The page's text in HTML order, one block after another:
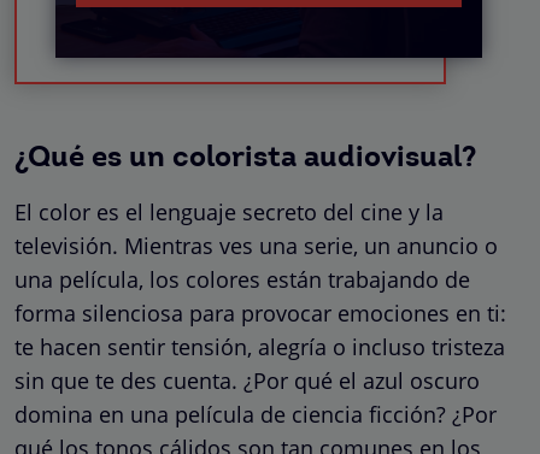
¿Qué es un colorista audiovisual?
El color es el lenguaje secreto del cine y la
televisión. Mientras ves una serie, un anuncio o
una película, los colores están trabajando de
forma silenciosa para provocar emociones en ti:
te hacen sentir tensión, alegría o incluso tristeza
sin que te des cuenta. ¿Por qué el azul oscuro
domina en una película de ciencia ficción? ¿Por
qué los tonos cálidos son tan comunes en los